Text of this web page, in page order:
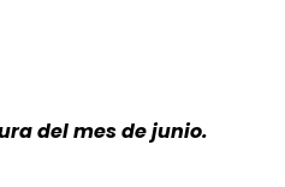
del mes de junio.